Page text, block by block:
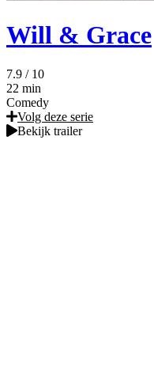
Will & Grace
7.9 / 10
22 min
Comedy
Volg deze serie
Bekijk trailer